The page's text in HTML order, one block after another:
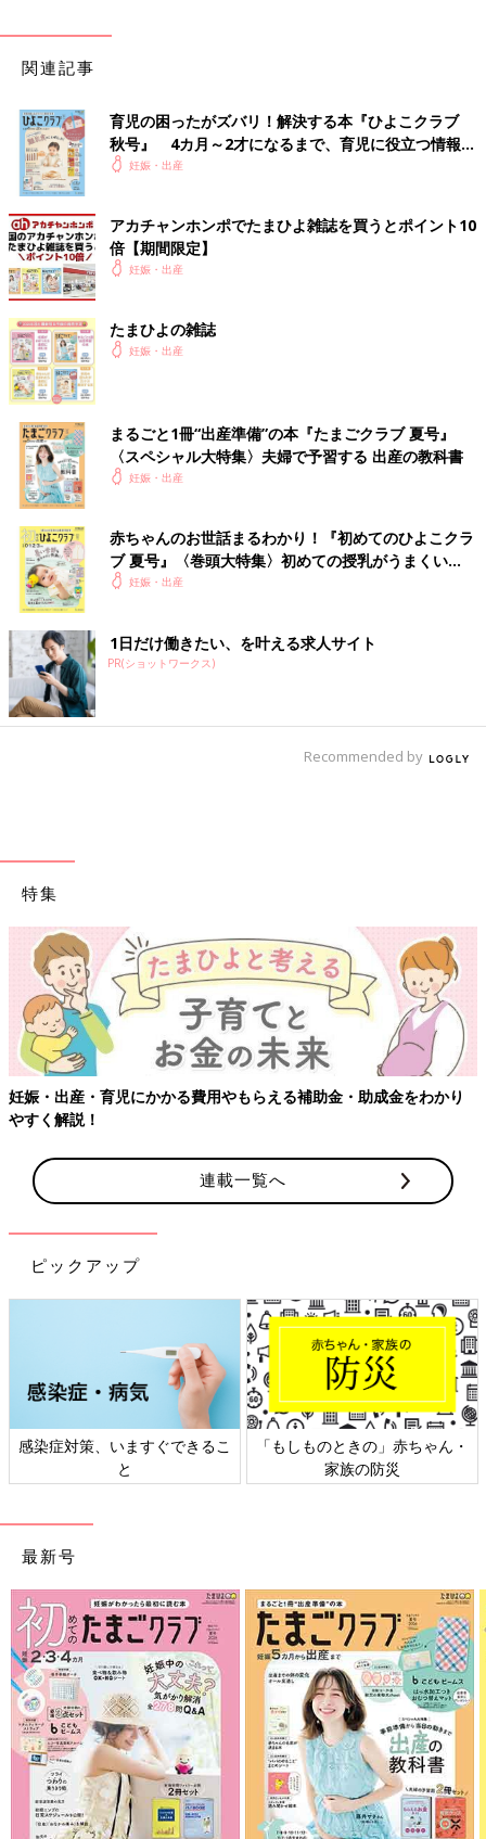
関連記事
育児の困ったがズバリ！解決する本『ひよこクラブ
秋号』 4カ月～2才になるまで、育児に役立つ情報が
いっぱい！
妊娠・出産
アカチャンホンポでたまひよ雑誌を買うとポイント10
倍【期間限定】
妊娠・出産
たまひよの雑誌
妊娠・出産
まるごと1冊“出産準備”の本『たまごクラブ 夏号』
〈スペシャル大特集〉夫婦で予習する 出産の教科書
妊娠・出産
赤ちゃんのお世話まるわかり！『初めてのひよこクラ
ブ 夏号』〈巻頭大特集〉初めての授乳がうまくい
く！ おっぱい・ミルクの基本と夏のトラブル 解決テ
妊娠・出産
1日だけ働きたい、を叶える求人サイト
PR(ショットワークス)
Recommended by
特集
妊娠・出産・育児にかかる費用やもらえる補助金・助成金をわかり
やすく解説！
連載一覧へ
ピックアップ
感染症対策、いますぐできるこ
と
「もしものときの」赤ちゃん・
家族の防災
最新号